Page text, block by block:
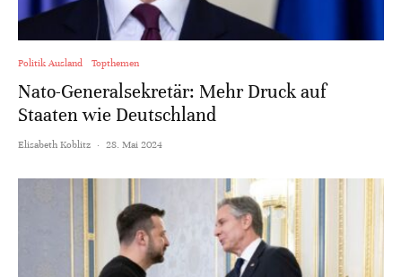
Politik Ausland Topthemen
Nato-Generalsekretär: Mehr Druck auf
Staaten wie Deutschland
Elisabeth Koblitz · 28. Mai 2024